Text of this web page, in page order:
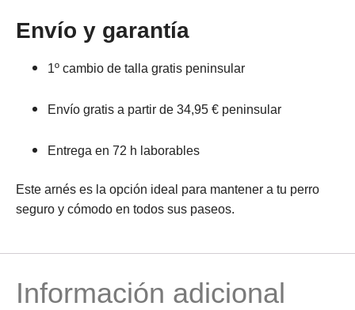
Envío y garantía
1º cambio de talla gratis peninsular
Envío gratis a partir de 34,95 € peninsular
Entrega en 72 h laborables
Este arnés es la opción ideal para mantener a tu perro
seguro y cómodo en todos sus paseos.
Información adicional